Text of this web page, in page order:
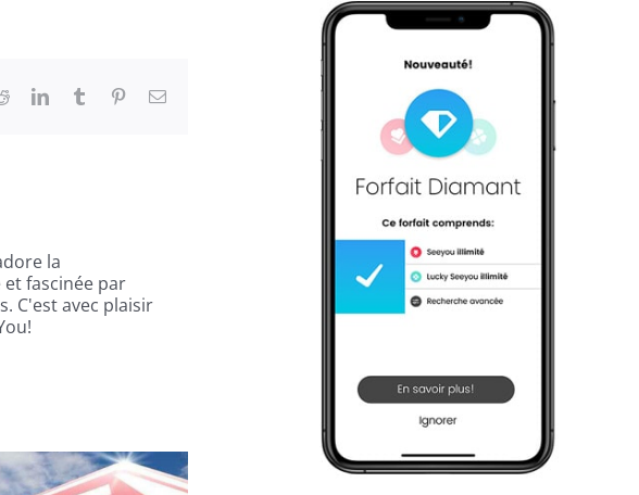
RedditLinkedInTumblrPinterestEmail
la
fascinée par
C'est avec plaisir